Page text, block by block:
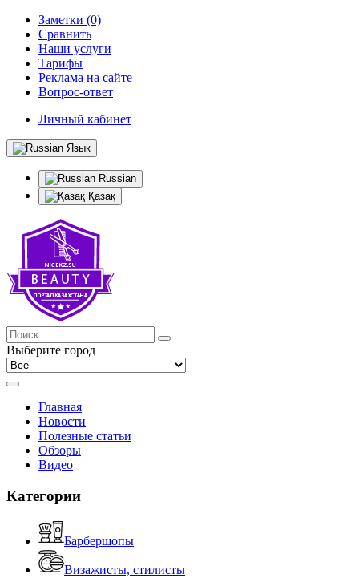
Заметки (0)
Сравнить
Наши услуги
Тарифы
Реклама на сайте
Вопрос-ответ
Личный кабинет
Язык
Russian
Қазақ
Выберите город
Главная
Новости
Полезные статьи
Обзоры
Видео
Категории
Барбершопы
Визажисты, стилисты